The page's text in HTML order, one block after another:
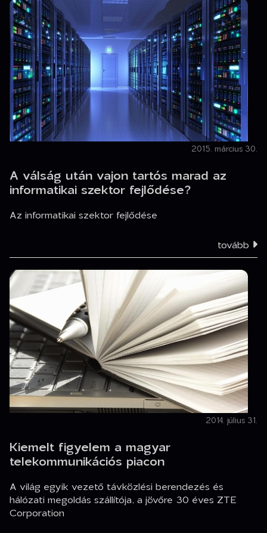
2015. március 30.
A válság után vajon tartós marad az
informatikai szektor fejlődése?
Az informatikai szektor fejlődése
tovább
2014. július 31.
Kiemelt figyelem a magyar
telekommunikációs piacon
A világ egyik vezető távközlési berendezés és
hálózati megoldás szállítója, a jövőre 30 éves ZTE
Corporation